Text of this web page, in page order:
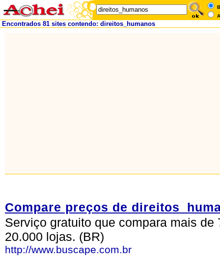
Encontrados 81 sites contendo: direitos_humanos
Compare preços de
Serviço gratuito que compara mais
20.000 lojas. (BR)
http://www.buscape.com.br